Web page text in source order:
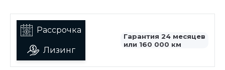
Рассрочка
Лизинг
Гарантия 24 месяцев
или 160 000 км